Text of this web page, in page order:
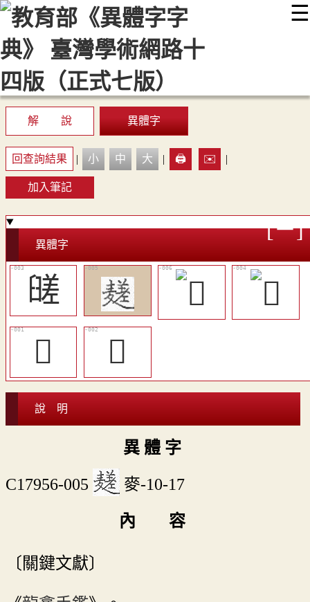
☰
::: 最新消息 常見問題 編輯說明
顯示模式
網站導覽
解 說 異體字
回查詢結果 | 小 中 大 | 🖨️ ✉️ |
加入筆記
異體字
䑘
𪍰
𪎀
說 明
異 體 字
C17956-005 麥-10-17
內 容
〔關鍵文獻〕